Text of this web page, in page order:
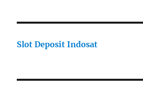
Slot Deposit Indosat